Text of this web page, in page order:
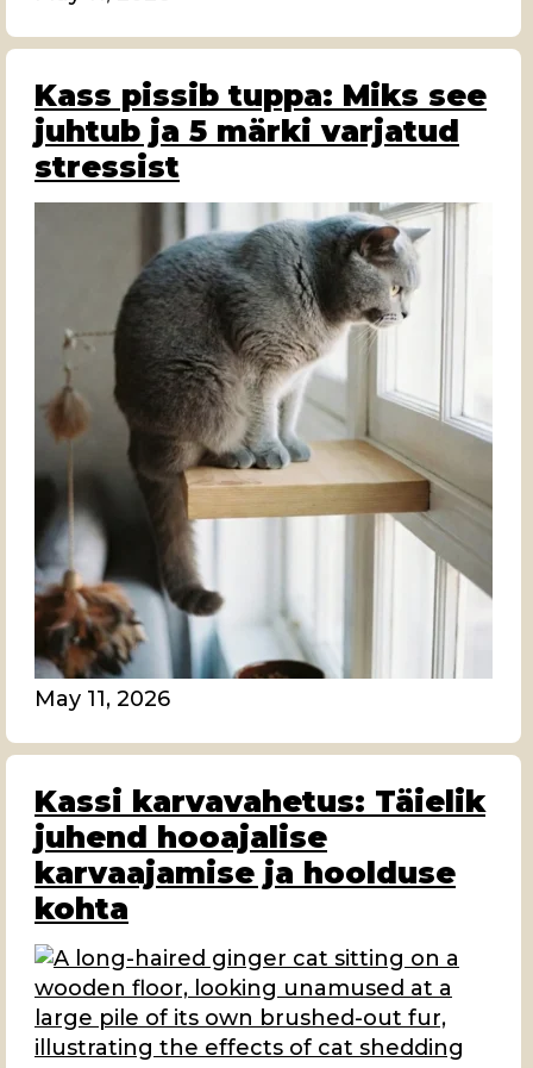
Kass pissib tuppa: Miks see
juhtub ja 5 märki varjatud
stressist
May 11, 2026
Kassi karvavahetus: Täielik
juhend hooajalise
karvaajamise ja hoolduse
kohta